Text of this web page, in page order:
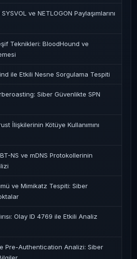
ve NETLOGON Paylaşımlarını
Teknikleri: BloodHound ve
ile Etkili Nesne Sorgulama Tespiti
Siber Güvenlikte SPN
İlişkilerinin Kötüye Kullanımını
NS ve mDNS Protokollerinin
ve Mimikatz Tespiti: Siber
Olay ID 4769 ile Etkili Analiz
Pre-Authentication Analizi: Siber